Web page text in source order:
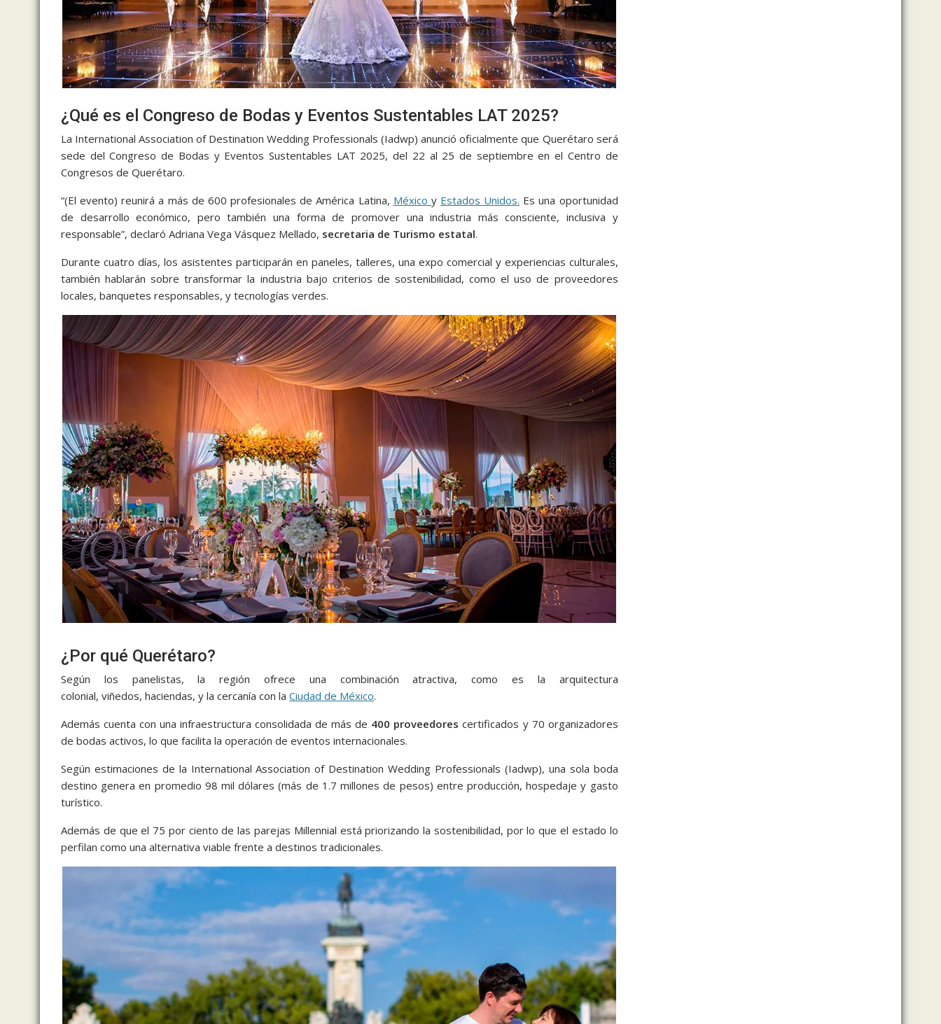
¿Qué es el Congreso de Bodas y Eventos Sustentables LAT 2025?
La International Association of Destination Wedding Professionals (Iadwp) anunció oficialmente que Querétaro será
sede del Congreso de Bodas y Eventos Sustentables LAT 2025, del 22 al 25 de septiembre en el Centro de
Congresos de Querétaro.
“(El evento) reunirá a más de 600 profesionales de América Latina, México y Estados Unidos. Es una oportunidad
de desarrollo económico, pero también una forma de promover una industria más consciente, inclusiva y
responsable”, declaró Adriana Vega Vásquez Mellado, secretaria de Turismo estatal.
Durante cuatro días, los asistentes participarán en paneles, talleres, una expo comercial y experiencias culturales,
también hablarán sobre transformar la industria bajo criterios de sostenibilidad, como el uso de proveedores
locales, banquetes responsables, y tecnologías verdes.
​¿Por qué Querétaro?
Según los panelistas, la región ofrece una combinación atractiva, como es la arquitectura
colonial, viñedos, haciendas, y la cercanía con la Ciudad de México.
Además cuenta con una infraestructura consolidada de más de 400 proveedores certificados y 70 organizadores
de bodas activos, lo que facilita la operación de eventos internacionales.
Según estimaciones de la International Association of Destination Wedding Professionals (Iadwp), una sola boda
destino genera en promedio 98 mil dólares (más de 1.7 millones de pesos) entre producción, hospedaje y gasto
turístico.
Además de que el 75 por ciento de las parejas Millennial está priorizando la sostenibilidad, por lo que el estado lo
perfilan como una alternativa viable frente a destinos tradicionales.